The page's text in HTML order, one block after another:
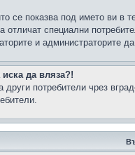
се показва под името ви
отличат специални
и администраторите
да вляза?!
потребители чрез